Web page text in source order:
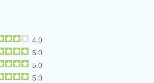
4.0
5.0
5.0
5.0